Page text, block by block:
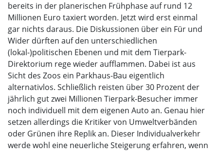
bereits in der planerischen Frühphase auf rund 12
Millionen Euro taxiert worden. Jetzt wird erst einmal
gar nichts daraus. Die Diskussionen über ein Für und
Wider dürften auf den unterschiedlichen
(lokal-)politischen Ebenen und mit dem Tierpark-
Direktorium rege wieder aufflammen. Dabei ist aus
Sicht des Zoos ein Parkhaus-Bau eigentlich
alternativlos. Schließlich reisten über 30 Prozent der
jährlich gut zwei Millionen Tierpark-Besucher immer
noch individuell mit dem eigenen Auto an. Genau hier
setzen allerdings die Kritiker von Umweltverbänden
oder Grünen ihre Replik an. Dieser Individualverkehr
werde wohl eine neuerliche Steigerung erfahren, wenn